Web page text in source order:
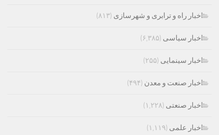
اخبار راه و ترابری و شهرسازی (۸۱۳)
اخبار سیاسی (۶,۳۸۵)
اخبار سینمایی (۲۵۵)
اخبار صنعت و معدن (۴۹۴)
اخبار صنعتی (۱,۲۲۸)
اخبار علمی (۱,۱۱۹)